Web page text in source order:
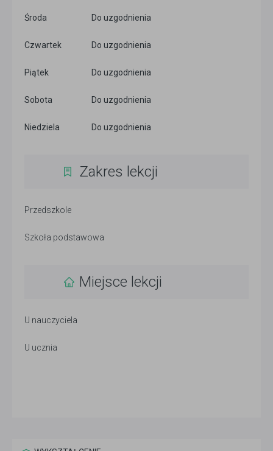
Środa Do uzgodnienia
Czwartek Do uzgodnienia
Piątek Do uzgodnienia
Sobota Do uzgodnienia
Niedziela Do uzgodnienia
Zakres lekcji
Przedszkole
Szkoła podstawowa
Miejsce lekcji
U nauczyciela
U ucznia